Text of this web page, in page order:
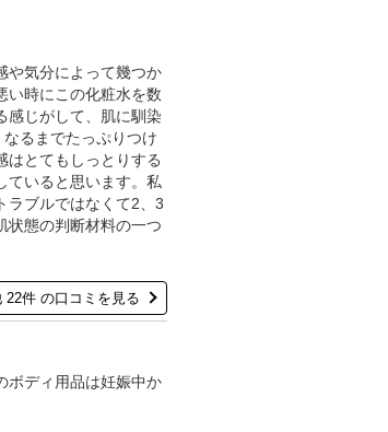
や気分によって幾つか
い時にこの化粧水を数
感じがして、肌に馴染
るまでたっぷりつけ
はとてもしっとりする
ていると思います。私
ラブルではなくて2、3
状態の判断材料の一つ
22件 の口コミを見る
ボディ用品は妊娠中か